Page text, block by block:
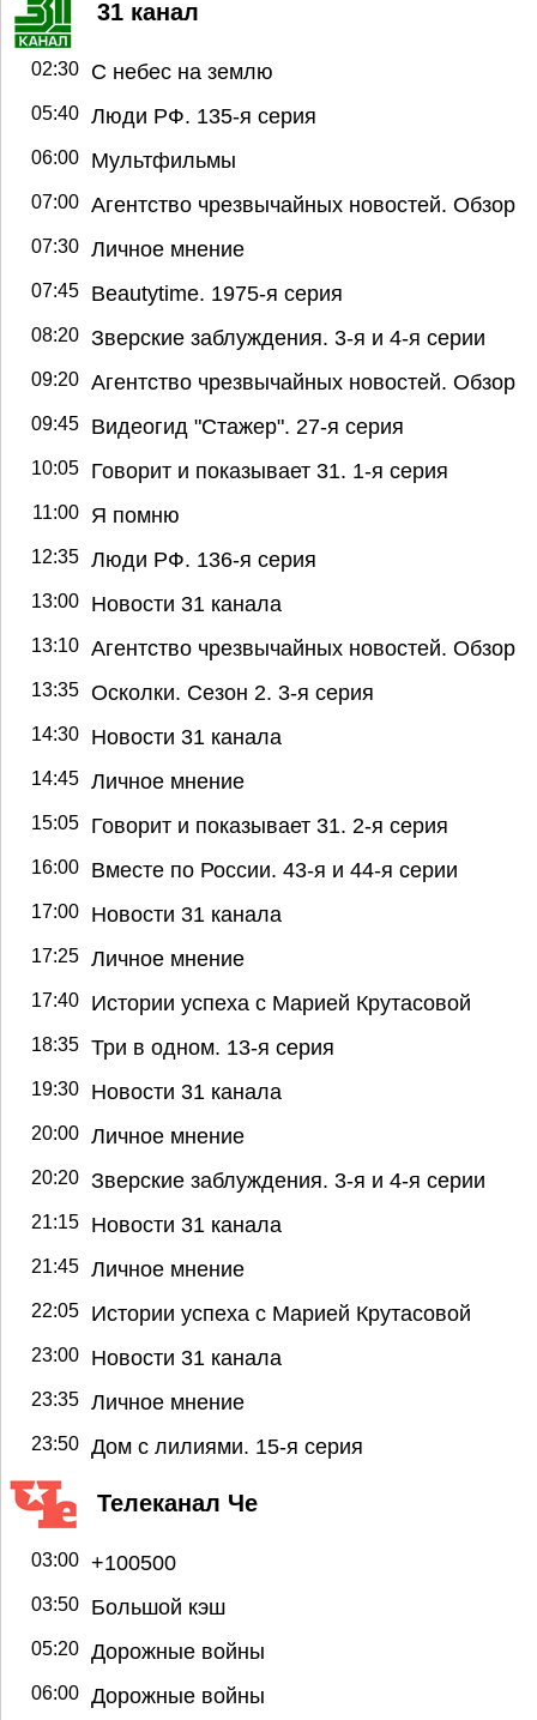
31 канал
02:30 С небес на землю
05:40 Люди РФ. 135-я серия
06:00 Мультфильмы
07:00 Агентство чрезвычайных новостей. Обзор
07:30 Личное мнение
07:45 Beautytime. 1975-я серия
08:20 Зверские заблуждения. 3-я и 4-я серии
09:20 Агентство чрезвычайных новостей. Обзор
09:45 Видеогид "Стажер". 27-я серия
10:05 Говорит и показывает 31. 1-я серия
11:00 Я помню
12:35 Люди РФ. 136-я серия
13:00 Новости 31 канала
13:10 Агентство чрезвычайных новостей. Обзор
13:35 Осколки. Сезон 2. 3-я серия
14:30 Новости 31 канала
14:45 Личное мнение
15:05 Говорит и показывает 31. 2-я серия
16:00 Вместе по России. 43-я и 44-я серии
17:00 Новости 31 канала
17:25 Личное мнение
17:40 Истории успеха с Марией Крутасовой
18:35 Три в одном. 13-я серия
19:30 Новости 31 канала
20:00 Личное мнение
20:20 Зверские заблуждения. 3-я и 4-я серии
21:15 Новости 31 канала
21:45 Личное мнение
22:05 Истории успеха с Марией Крутасовой
23:00 Новости 31 канала
23:35 Личное мнение
23:50 Дом с лилиями. 15-я серия
Телеканал Че
03:00 +100500
03:50 Большой кэш
05:20 Дорожные войны
06:00 Дорожные войны